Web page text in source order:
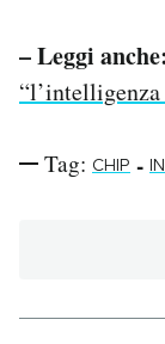
– Leggi anche:
Tag: CHIP -